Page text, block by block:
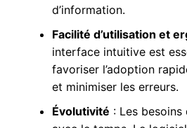
d’information.
Facilité d’utilisation et
interface intuitive est
favoriser l’adoption
et minimiser les erreurs.
Évolutivité : Les besoins